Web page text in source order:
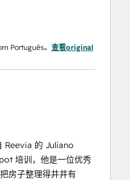
Português。查看original
Reevia 的 Juliano
培训，他是一位优秀
房子整理得井井有